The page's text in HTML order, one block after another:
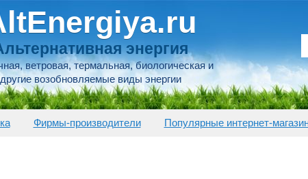
энергия
ветровая, термальная, биологическая и
другие возобновляемые виды энергии
Фирмы-производители Популярные интернет-